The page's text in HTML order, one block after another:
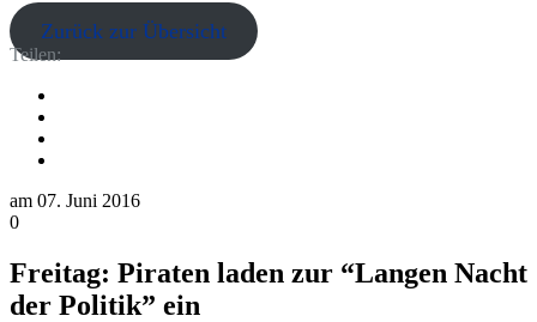
Zurück zur Übersicht
Teilen:
am 07. Juni 2016
0
Freitag: Piraten laden zur “Langen Nacht
der Politik” ein